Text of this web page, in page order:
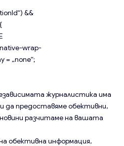
&&
wrap-
= „none“;
журналистика има
да предоставяме обективни,
разчитаме на вашата
обективна информация,